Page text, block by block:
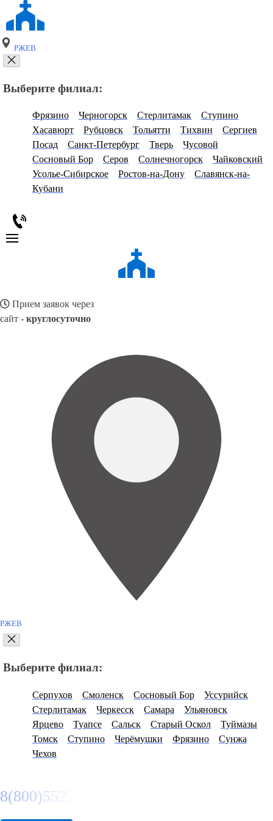
РЖЕВ
Выберите филиал:
Фрязино Черногорск Стерлитамак
Ступино
Хасавюрт
Рубцовск Тольятти Тихвин
Сергиев
Посад
Санкт-Петербург Тверь
Чусовой
Сосновый Бор
Серов Солнечногорск
Чайковский
Усолье-Сибирское
Ростов-на-Дону
Славянск-на-
Кубани
Прием заявок через
сайт - круглосуточно
РЖЕВ
Выберите филиал:
Серпухов Смоленск Сосновый Бор
Уссурийск
Стерлитамак
Черкесск Самара
Ульяновск
Ярцево
Туапсе Сальск Старый Оскол
Туймазы
Томск
Ступино Черёмушки Фрязино
Сунжа
Чехов
8(800)5527584